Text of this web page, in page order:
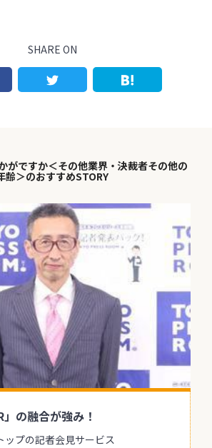
SHARE ON
がですか＜その他業界・決裁者その他の
齢＞のおすすめSTORY
」の融合が強み！
ップの記者会見サービス